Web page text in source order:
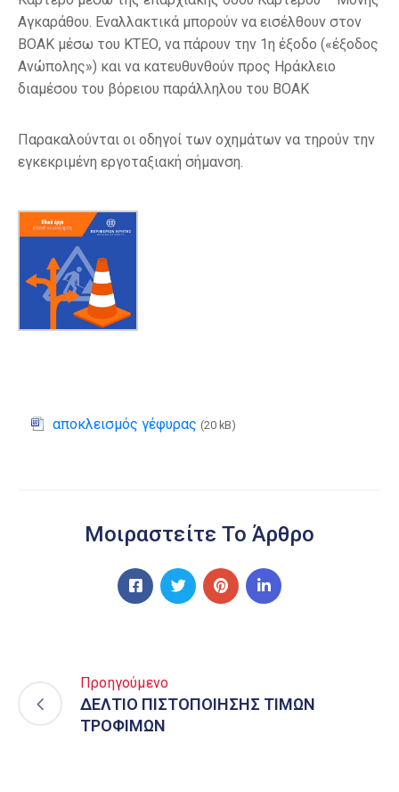
Αγκαράθου. Εναλλακτικά μπορούν να εισέλθουν στον
ΒΟΑΚ μέσω του ΚΤΕΟ, να πάρουν την 1η έξοδο («έξοδος
Ανώπολης») και να κατευθυνθούν προς Ηράκλειο
διαμέσου του βόρειου παράλληλου του ΒΟΑΚ
Παρακαλούνται οι οδηγοί των οχημάτων να τηρούν την
εγκεκριμένη εργοταξιακή σήμανση.
αποκλεισμός γέφυρας (20 kB)
Μοιραστείτε Το Άρθρο
Προηγούμενο
ΔΕΛΤΙΟ ΠΙΣΤΟΠΟΙΗΣΗΣ ΤΙΜΩΝ
ΤΡΟΦΙΜΩΝ